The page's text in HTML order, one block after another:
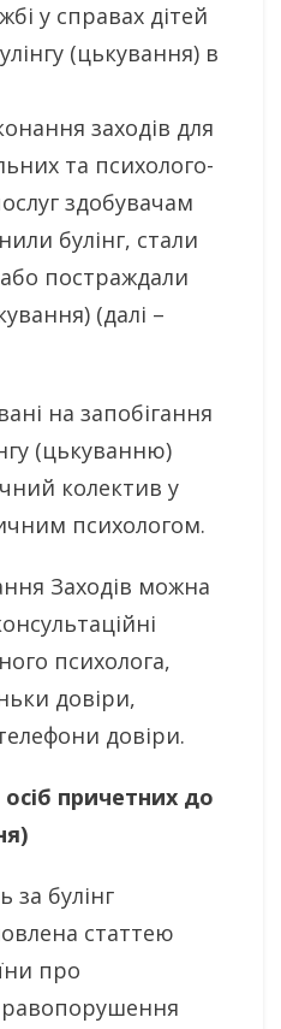
у справах дітей
(цькування) в
заходів для
та психолого-
здобувачам
булінг, стали
постраждали
(далі –
на запобігання
(цькуванню)
колектив у
психологом.
Заходів можна
психолога,
довіри,
довіри.
осіб причетних до
за булінг
статтею
про